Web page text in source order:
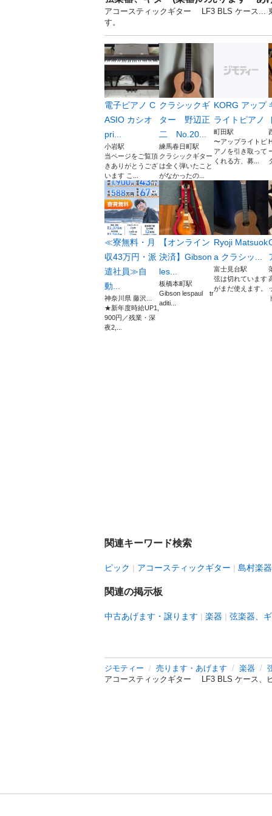
アコースティックギター LF3 BLS ケース...
す。
電子ピアノ C
ASIO カシオ
pri...
小岩駅
当ページをご覧頂
きありがとうござ
います こ...
クラシックギ
ター 野辺正
二 No.20...
練馬春日町駅
クラシックギター
は全く弾いたこと
がなかったの...
KORG アップ
ライトピアノ
町田駅
〜アップライトピ
アノを引き取って
くれる方、募...
≪寮無料・月
収43万円・派
遣社員≫自
動...
神奈川県 藤沢...
★新年度時給UP1,
900円／残業・深
夜2,...
【オンライン
決済】Gibson
les...
板橋本町駅
Gibson lespaul tr
aditi...
Ryoji Matsuok
a クラシッ...
富士見台駅
弦は切れています
がまだ使えます。
関連キーワード検索
ピック アコースティックギター 島村楽器
関連の掲示板
中古あげます・譲ります 楽器 弦楽器、
ジモティー 売ります・あげます 楽器
アコースティックギター LF3 BLS ケース、